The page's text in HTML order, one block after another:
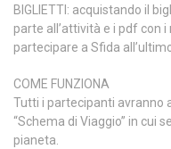
BIGLIETTI: acquistando il
parte all’attività e i pdf con
partecipare a Sfida
COME FUNZIONA
Tutti i partecipanti avranno
“Schema di Viaggio” in cui
pianeta.